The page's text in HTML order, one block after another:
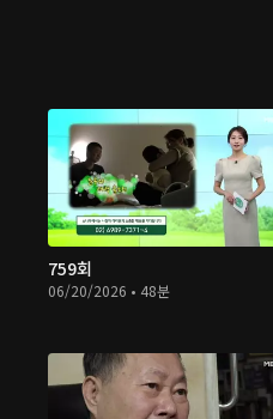
759회
06/20/2026 • 48분